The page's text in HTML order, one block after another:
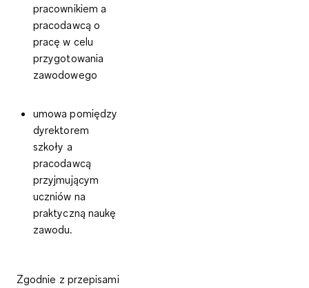
pracownikiem a
pracodawcą o
pracę w celu
przygotowania
zawodowego
umowa pomiędzy
dyrektorem
szkoły a
pracodawcą
przyjmującym
uczniów na
praktyczną naukę
zawodu.
Zgodnie z przepisami